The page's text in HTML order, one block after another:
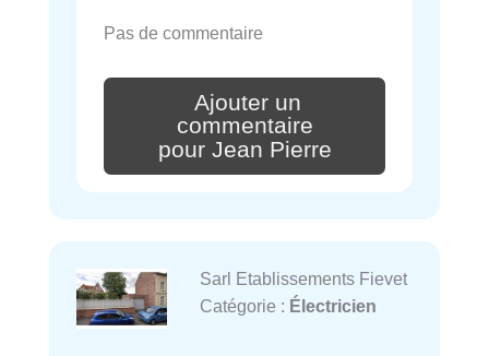
Pas de commentaire
Ajouter un
commentaire
pour Jean Pierre
Sarl Etablissements Fievet
Catégorie : Électricien